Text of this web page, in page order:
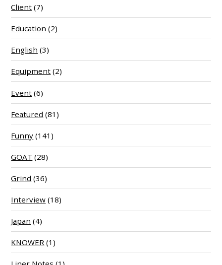
Client (7)
Education (2)
English (3)
Equipment (2)
Event (6)
Featured (81)
Funny (141)
GOAT (28)
Grind (36)
Interview (18)
Japan (4)
KNOWER (1)